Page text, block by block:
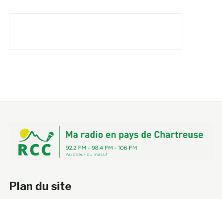
Plan du site